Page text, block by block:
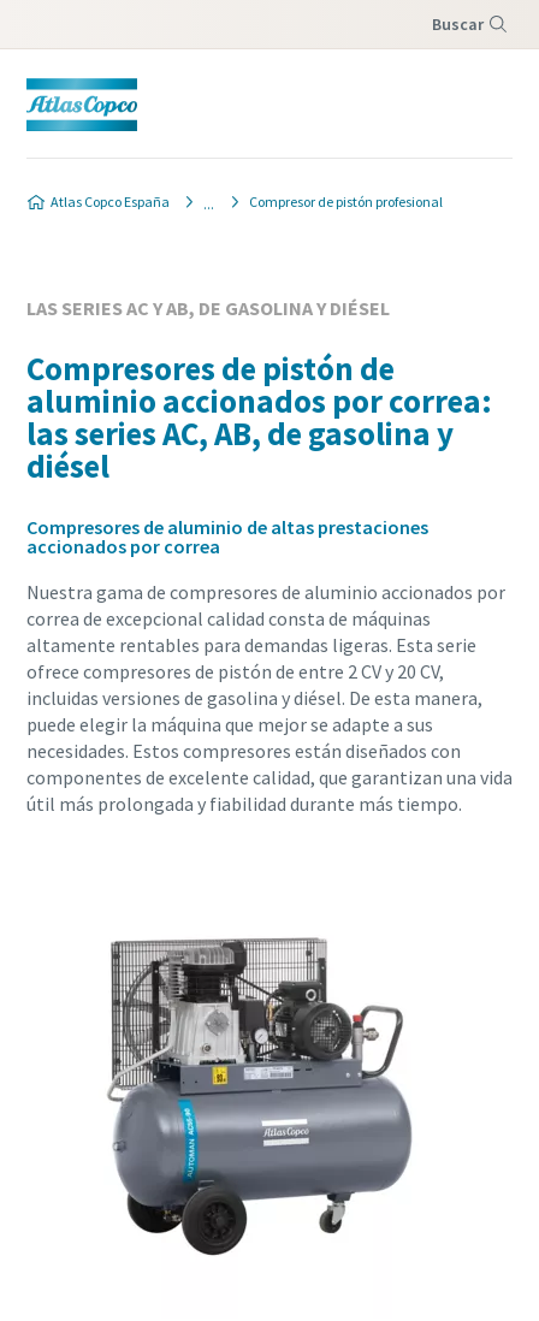
Buscar
Atlas Copco España Compresor de pistón profesional
Catálogo de Productos de Atlas Copco
En este libro electrónico presentamos los productos y
servicios de la división de Compresores de Atlas Copco
Descúbralos aquí
Soluciones de Optimización de Atlas Copco
además de ayudarle a reducir sus emisiones de CO2. A
través de esta guía, los expertos de Atlas Copco le ayudan
a sacar todo el potencial de ahorro a su red de aire
comprimido
Descargar Guía de Optimización
LAS SERIES AC Y AB, DE GASOLINA Y DIÉSEL
Compresores de pistón de
aluminio accionados por correa:
las series AC, AB, de gasolina y
diésel
Compresores de aluminio de altas prestaciones
accionados por correa
Nuestra gama de compresores de aluminio accionados por
correa de excepcional calidad consta de máquinas
altamente rentables para demandas ligeras. Esta serie
ofrece compresores de pistón de entre 2 CV y 20 CV,
incluidas versiones de gasolina y diésel. De esta manera,
puede elegir la máquina que mejor se adapte a sus
necesidades. Estos compresores están diseñados con
componentes de excelente calidad, que garantizan una vida
útil más prolongada y fiabilidad durante más tiempo.